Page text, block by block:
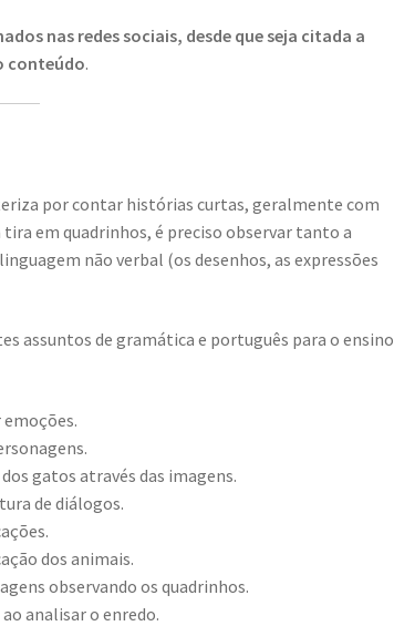
nas redes sociais, desde que seja citada a
conteúdo.
por contar histórias curtas, geralmente com
em quadrinhos, é preciso observar tanto a
não verbal (os desenhos, as expressões
assuntos de gramática e português para o ensino
emoções.
gatos através das imagens.
de diálogos.
dos animais.
observando os quadrinhos.
analisar o enredo.